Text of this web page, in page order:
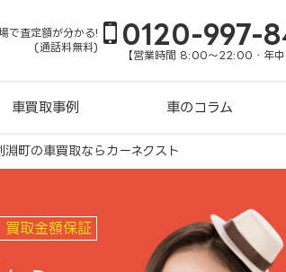
で査定額が分かる!
(通話料無料)
0120-997-
【営業時間 8:00～22:00・年中
車買取事例 車のコラム
淵町の車買取ならカーネクスト
買取金額保証